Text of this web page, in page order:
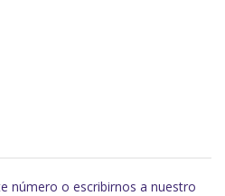
número o escribirnos a nuestro